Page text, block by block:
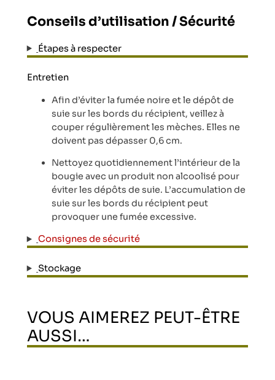
Conseils d’utilisation / Sécurité
Étapes à respecter
Entretien
Afin d’éviter la fumée noire et le dépôt de
suie sur les bords du récipient, veillez à
couper régulièrement les mèches. Elles ne
doivent pas dépasser 0,6 cm.
Nettoyez quotidiennement l’intérieur de la
bougie avec un produit non alcoolisé pour
éviter les dépôts de suie. L’accumulation de
suie sur les bords du récipient peut
provoquer une fumée excessive.
Consignes de sécurité
Stockage
VOUS AIMEREZ PEUT-ÊTRE
AUSSI…